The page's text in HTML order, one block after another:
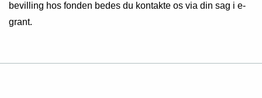
bevilling hos fonden bedes du kontakte os via din sag i e-
grant.